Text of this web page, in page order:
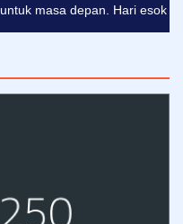
masa depan. Hari esok